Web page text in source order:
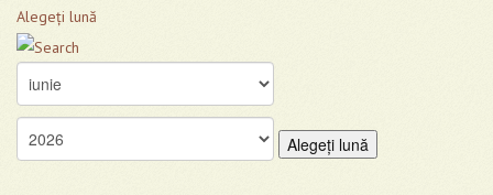
Alegeţi lună
Alegeţi lună